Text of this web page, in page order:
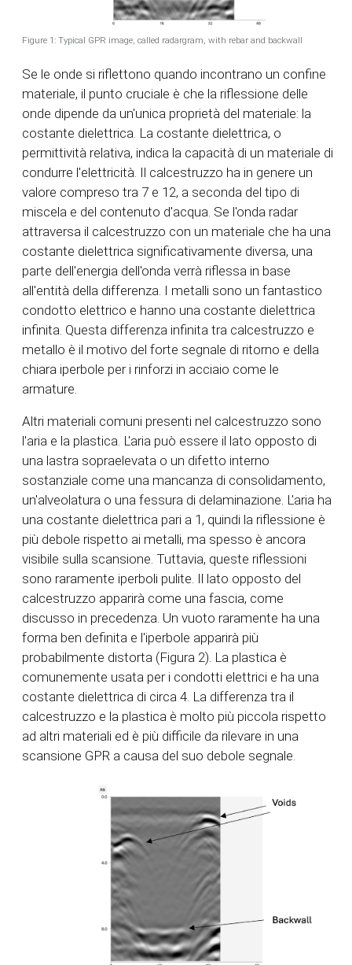
Figure 1: Typical GPR image, called radargram, with rebar and backwall
Se le onde si riflettono quando incontrano un confine
materiale, il punto cruciale è che la riflessione delle
onde dipende da un'unica proprietà del materiale: la
costante dielettrica. La costante dielettrica, o
permittività relativa, indica la capacità di un materiale di
condurre l'elettricità. Il calcestruzzo ha in genere un
valore compreso tra 7 e 12, a seconda del tipo di
miscela e del contenuto d'acqua. Se l'onda radar
attraversa il calcestruzzo con un materiale che ha una
costante dielettrica significativamente diversa, una
parte dell'energia dell'onda verrà riflessa in base
all'entità della differenza. I metalli sono un fantastico
condotto elettrico e hanno una costante dielettrica
infinita. Questa differenza infinita tra calcestruzzo e
metallo è il motivo del forte segnale di ritorno e della
chiara iperbole per i rinforzi in acciaio come le
armature.
Altri materiali comuni presenti nel calcestruzzo sono
l'aria e la plastica. L'aria può essere il lato opposto di
una lastra sopraelevata o un difetto interno
sostanziale come una mancanza di consolidamento,
un'alveolatura o una fessura di delaminazione. L'aria ha
una costante dielettrica pari a 1, quindi la riflessione è
più debole rispetto ai metalli, ma spesso è ancora
visibile sulla scansione. Tuttavia, queste riflessioni
sono raramente iperboli pulite. Il lato opposto del
calcestruzzo apparirà come una fascia, come
discusso in precedenza. Un vuoto raramente ha una
forma ben definita e l'iperbole apparirà più
probabilmente distorta (Figura 2). La plastica è
comunemente usata per i condotti elettrici e ha una
costante dielettrica di circa 4. La differenza tra il
calcestruzzo e la plastica è molto più piccola rispetto
ad altri materiali ed è più difficile da rilevare in una
scansione GPR a causa del suo debole segnale.